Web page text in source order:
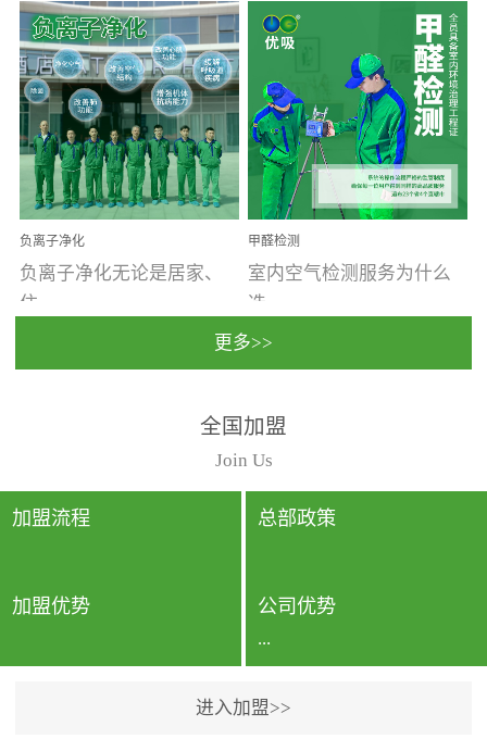
受温度、湿度、基质养
分、通风四个条件影响，
温暖潮湿、营养物质多、
通风缓慢的空间最易滋生
大量霉菌的...
装修完会有甲醛，其实汽
车的甲醛超标问题更为严
重。汽车的空间范围小，
配件、皮具、装饰多，这
些都是汽...
负离子净化
负离子净化无论是居家、
住...
动，人类长时间停留的室
内空间都有整体消毒的需
要。因为空间内人流携带
的、空气...
甲醛检测
室内空气检测服务为什么
选...
行国家规定的标准检测方
法，空气采样量准确，检
测结果可靠，远胜于其他
检测...
更多>>
全国加盟
Join Us
加盟流程 总部政策
加盟优势 公司优势
...
进入加盟>>